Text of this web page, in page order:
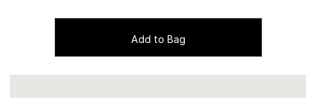
Add to Bag